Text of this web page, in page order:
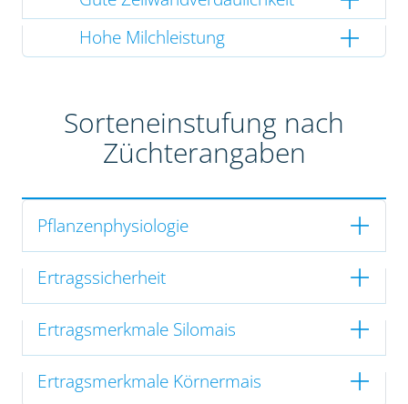
Hohe Milchleistung
Sorteneinstufung nach
Züchterangaben
Pflanzenphysiologie
Ertragssicherheit
Ertragsmerkmale Silomais
Ertragsmerkmale Körnermais